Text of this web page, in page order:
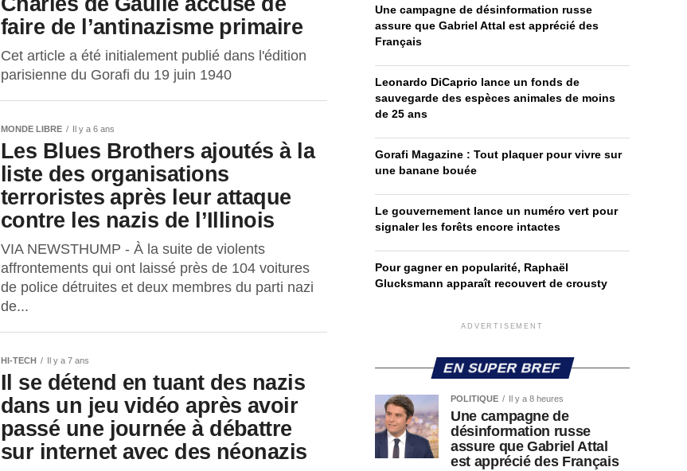
faire de l’antinazisme primaire
Cet article a été initialement publié dans l'édition
parisienne du Gorafi du 19 juin 1940
MONDE LIBRE Il y a 6 ans
Les Blues Brothers ajoutés à la
liste des organisations
terroristes après leur attaque
contre les nazis de l’Illinois
VIA NEWSTHUMP - À la suite de violents
affrontements qui ont laissé près de 104 voitures
de police détruites et deux membres du parti nazi
de...
HI-TECH Il y a 7 ans
Il se détend en tuant des nazis
dans un jeu vidéo après avoir
passé une journée à débattre
sur internet avec des néonazis
Une campagne de désinformation russe
assure que Gabriel Attal est apprécié des
Français
Leonardo DiCaprio lance un fonds de
sauvegarde des espèces animales de moins
de 25 ans
Gorafi Magazine : Tout plaquer pour vivre sur
une banane bouée
Le gouvernement lance un numéro vert pour
signaler les forêts encore intactes
Pour gagner en popularité, Raphaël
Glucksmann apparaît recouvert de crousty
ADVERTISEMENT
EN SUPER BREF
POLITIQUE Il y a 8 heures
Une campagne de
désinformation russe
assure que Gabriel Attal
est apprécié des Français